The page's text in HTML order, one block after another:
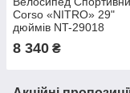
Corso «NITRO» 29"
дюймів NT-29018
8 340 ₴